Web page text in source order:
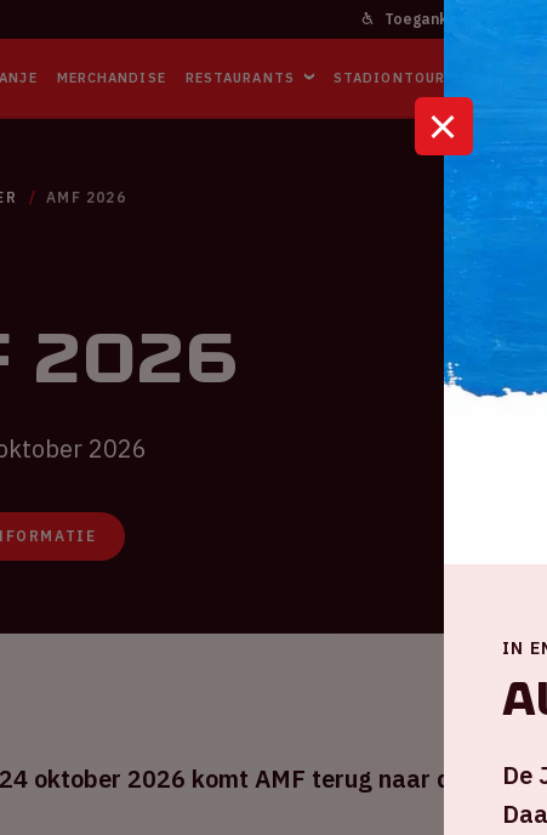
Toegankelijkheid
MERCHANDISE RESTAURANTS STADIONTOURS
AMF 2026
2026
2026
oktober 2026 komt AMF terug naar de Johan
IN
De